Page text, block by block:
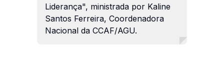
Liderança", ministrada por Kaline
Santos Ferreira, Coordenadora
Nacional da CCAF/AGU.